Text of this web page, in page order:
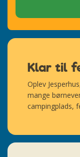
Klar til
Oplev
mange
campingplads,